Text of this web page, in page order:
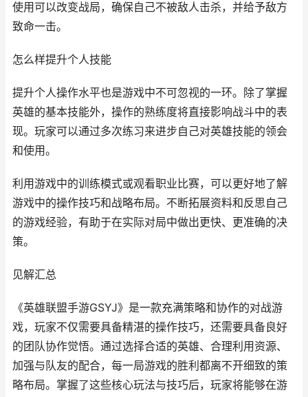
使用可以改变战局，确保自己不被敌人击杀，并给予敌方
致命一击。
怎么样提升个人技能
提升个人操作水平也是游戏中不可忽视的一环。除了掌握
英雄的基本技能外，操作的熟练度将直接影响战斗中的表
现。玩家可以通过多次练习来进步自己对英雄技能的领会
和使用。
利用游戏中的训练模式或观看职业比赛，可以更好地了解
游戏中的操作技巧和战略布局。不断拓展资料和反思自己
的游戏经验，有助于在实际对局中做出更快、更准确的决
策。
见解汇总
《英雄联盟手游GSYJ》是一款充满策略和协作的对战游
戏，玩家不仅需要具备精湛的操作技巧，还需要具备良好
的团队协作觉悟。通过选择合适的英雄、合理利用资源、
加强与队友的配合，每一局游戏的胜利都离不开细致的策
略布局。掌握了这些核心玩法与技巧后，玩家将能够在游